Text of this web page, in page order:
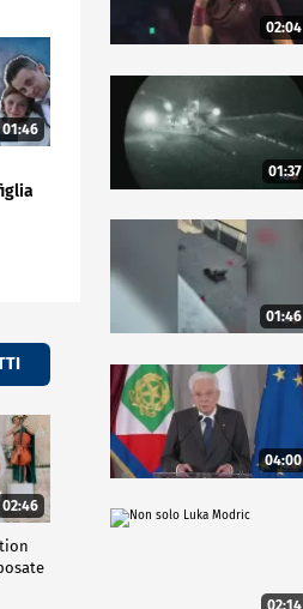
01:46
02:46
02:04
01:37
01:46
04:00
02:14